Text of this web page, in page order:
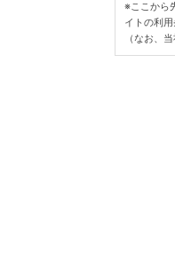
※ここから
イトの利
（なお、